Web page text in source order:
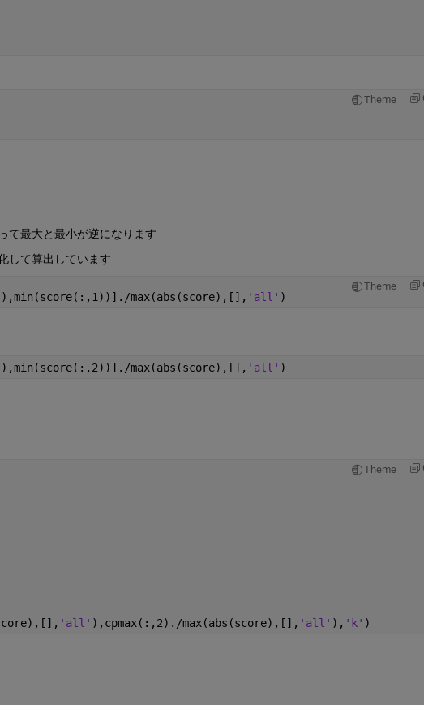
Theme
て最大と最小が逆になります
して算出しています
Theme
max(abs(score),[], 'all' )
max(abs(score),[], 'all' )
Theme
'all' ),cpmax(:,2)./max(abs(score),[], 'all' ), 'k' )